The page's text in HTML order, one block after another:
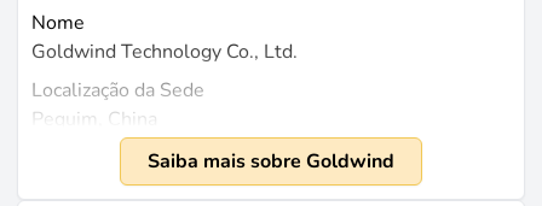
Nome
Goldwind Technology Co., Ltd.
Localização da Sede
Pequim, China
Saiba mais sobre Goldwind